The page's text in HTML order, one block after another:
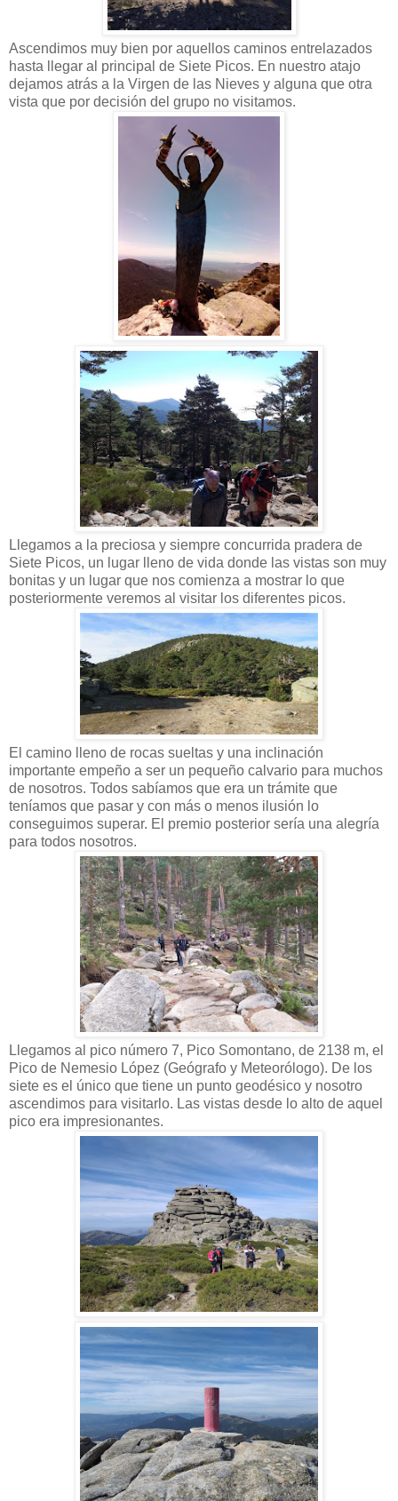
Ascendimos muy bien por aquellos caminos entrelazados
hasta llegar al principal de Siete Picos. En nuestro atajo
dejamos atrás a la Virgen de las Nieves y alguna que otra
vista que por decisión del grupo no visitamos.
Llegamos a la preciosa y siempre concurrida pradera de
Siete Picos, un lugar lleno de vida donde las vistas son muy
bonitas y un lugar que nos comienza a mostrar lo que
posteriormente veremos al visitar los diferentes picos.
El camino lleno de rocas sueltas y una inclinación
importante empeño a ser un pequeño calvario para muchos
de nosotros. Todos sabíamos que era un trámite que
teníamos que pasar y con más o menos ilusión lo
conseguimos superar. El premio posterior sería una alegría
para todos nosotros.
Llegamos al pico número 7, Pico Somontano, de 2138 m, el
Pico de Nemesio López (Geógrafo y Meteorólogo). De los
siete es el único que tiene un punto geodésico y nosotro
ascendimos para visitarlo. Las vistas desde lo alto de aquel
pico era impresionantes.